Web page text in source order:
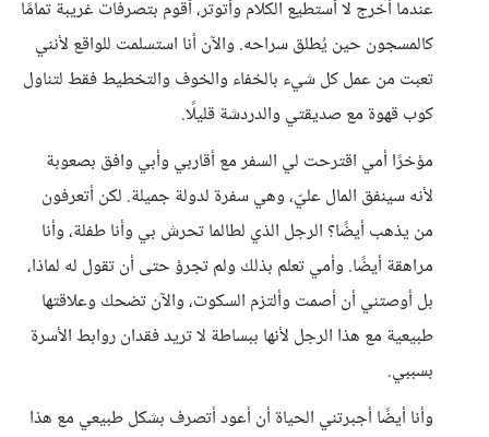
عندما أخرج لا أستطيع الكلام وأتوتر، أقوم بتصرفات غريبة تمامًا
كالمسجون حين يُطلق سراحه. والآن أنا استسلمت للواقع لأنني
تعبت من عمل كل شيء بالخفاء والخوف والتخطيط فقط لتناول
كوب قهوة مع صديقتي والدردشة قليلًا.
مؤخرًا أمي اقترحت لي السفر مع أقاربي وأبي وافق بصعوبة
لأنه سينفق المال عليّ، وهي سفرة لدولة جميلة. لكن أتعرفون
من يذهب أيضًا؟ الرجل الذي لطالما تحرش بي وأنا طفلة، وأنا
مراهقة أيضًا. وأمي تعلم بذلك ولم تجرؤ حتى أن تقول له لماذا،
بل أوصتني أن أصمت وألتزم السكوت، والآن تضحك وعلاقتها
طبيعية مع هذا الرجل لأنها ببساطة لا تريد فقدان روابط الأسرة
بسببي.
وأنا أيضًا أجبرتني الحياة أن أعود أتصرف بشكل طبيعي مع هذا